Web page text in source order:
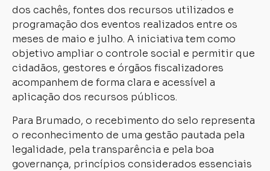
dos cachês, fontes dos recursos utilizados e
programação dos eventos realizados entre os
meses de maio e julho. A iniciativa tem como
objetivo ampliar o controle social e permitir que
cidadãos, gestores e órgãos fiscalizadores
acompanhem de forma clara e acessível a
aplicação dos recursos públicos.
Para Brumado, o recebimento do selo representa
o reconhecimento de uma gestão pautada pela
legalidade, pela transparência e pela boa
governança, princípios considerados essenciais